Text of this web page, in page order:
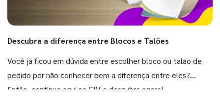
Descubra a diferença entre Blocos e Talões
Você já ficou em dúvida entre escolher bloco ou talão de
pedido por não conhecer bem a diferença entre eles?
Então, continue aqui na GIV e descubra agora!